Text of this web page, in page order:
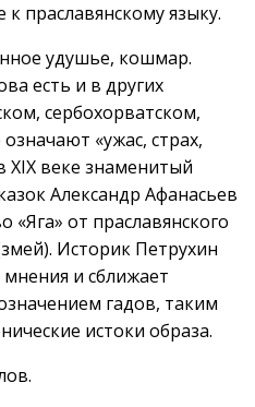
к праславянскому языку.
удушье, кошмар.
есть и в других
сербохорватском,
«ужас, страх,
XIX веке знаменитый
Александр Афанасьев
от праславянского
Историк Петрухин
и сближает
гадов, таким
истоки образа.